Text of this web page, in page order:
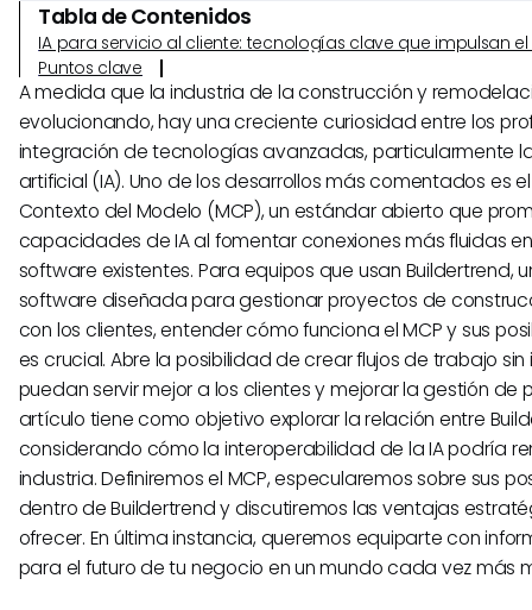
Tabla de Contenidos
IA para servicio al cliente: tecnologías clave que impulsan
Puntos clave
A medida que la industria de la construcción y
evolucionando, hay una creciente curiosidad entre los
integración de tecnologías avanzadas, particularmente
artificial (IA). Uno de los desarrollos más comentados es
Contexto del Modelo (MCP), un estándar abierto que
capacidades de IA al fomentar conexiones más fluidas
software existentes. Para equipos que usan Buildertrend,
software diseñada para gestionar proyectos de
con los clientes, entender cómo funciona el MCP y sus
es crucial. Abre la posibilidad de crear flujos de trabajo
puedan servir mejor a los clientes y mejorar la gestión de
artículo tiene como objetivo explorar la relación entre
considerando cómo la interoperabilidad de la IA podría
industria. Definiremos el MCP, especularemos sobre sus
dentro de Buildertrend y discutiremos las ventajas
ofrecer. En última instancia, queremos equiparte con
para el futuro de tu negocio en un mundo cada vez más